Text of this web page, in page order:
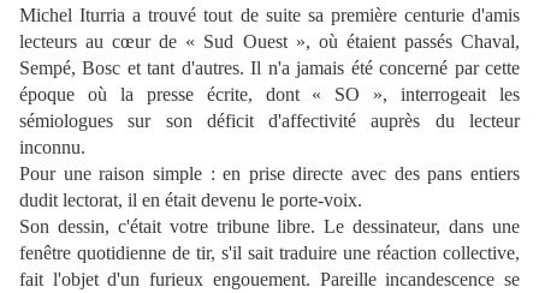
Michel Iturria a trouvé tout de suite sa première centurie d'amis
lecteurs au cœur de « Sud Ouest », où étaient passés Chaval,
Sempé, Bosc et tant d'autres. Il n'a jamais été concerné par cette
époque où la presse écrite, dont « SO », interrogeait les
sémiologues sur son déficit d'affectivité auprès du lecteur
inconnu.
Pour une raison simple : en prise directe avec des pans entiers
dudit lectorat, il en était devenu le porte-voix.
Son dessin, c'était votre tribune libre. Le dessinateur, dans une
fenêtre quotidienne de tir, s'il sait traduire une réaction collective,
fait l'objet d'un furieux engouement. Pareille incandescence se